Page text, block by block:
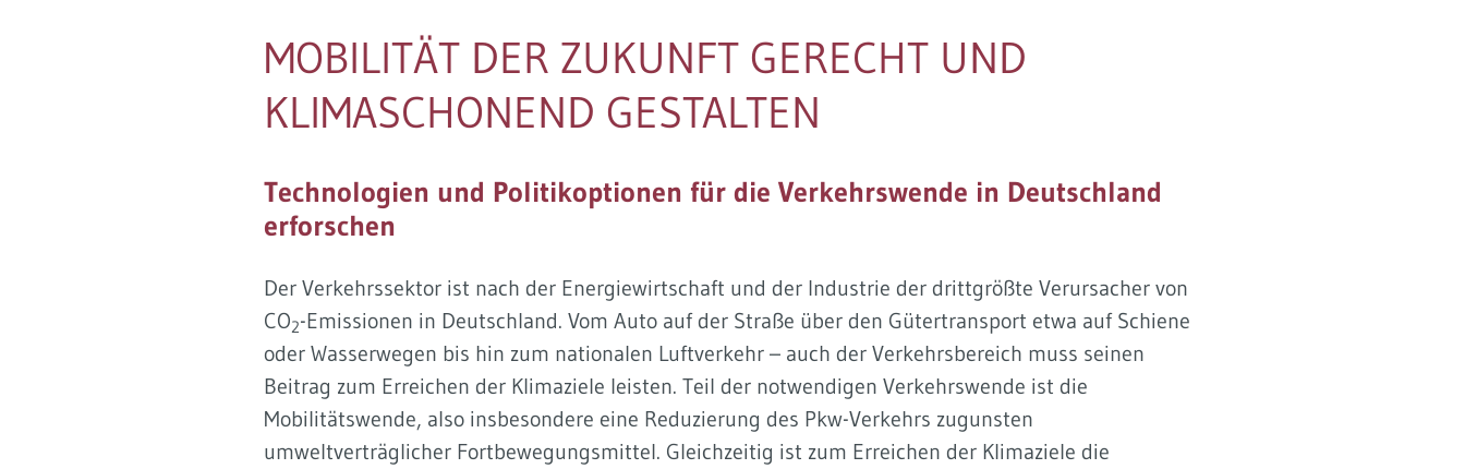
MOBILITÄT DER ZUKUNFT GERECHT UND
KLIMASCHONEND GESTALTEN
Technologien und Politikoptionen für die Verkehrswende in Deutschland
erforschen
Der Verkehrssektor ist nach der Energiewirtschaft und der Industrie der drittgrößte Verursacher von
CO2-Emissionen in Deutschland. Vom Auto auf der Straße über den Gütertransport etwa auf Schiene
oder Wasserwegen bis hin zum nationalen Luftverkehr – auch der Verkehrsbereich muss seinen
Beitrag zum Erreichen der Klimaziele leisten. Teil der notwendigen Verkehrswende ist die
Mobilitätswende, also insbesondere eine Reduzierung des Pkw-Verkehrs zugunsten
umweltverträglicher Fortbewegungsmittel. Gleichzeitig ist zum Erreichen der Klimaziele die
Soziales Nachhaltigkeitsbarometer